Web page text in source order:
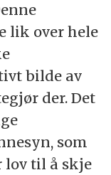
lik over hele
bilde av
der. Det
som
lov til å skje